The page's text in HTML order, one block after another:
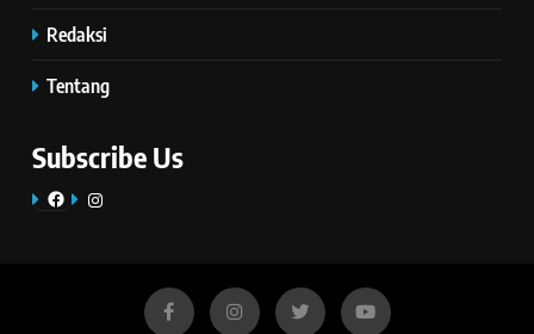
Redaksi
Tentang
Subscribe Us
FacebookInstagram